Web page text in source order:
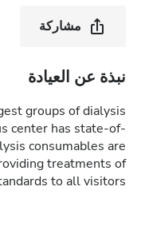
مشاركة
نبذة عن العيادة
groups of dialysis
center has state-of-
consumables are
treatments of
to all visitors.